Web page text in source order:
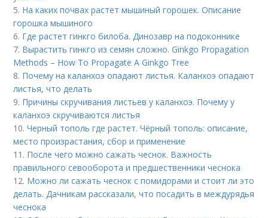
5. На каких почвах растет мышиный горошек. Описание
горошка мышиного
6. Где растет гинкго билоба. Динозавр на подоконнике
7. Вырастить гинкго из семян сложно. Ginkgo Propagation
Methods – How To Propagate A Ginkgo Tree
8. Почему на каланхоэ опадают листья. Каланхоэ опадают
листья, что делать
9. Причины скручивания листьев у каланхоэ. Почему у
каланхоэ скручиваются листья
10.Черный тополь где растет. Чёрный тополь: описание,
место произрастания, сбор и применение
11. После чего можно сажать чеснок. Важность
правильного севооборота и предшественники чеснока
12. Можно ли сажать чеснок с помидорами и стоит ли это
делать. Дачникам рассказали, что посадить в междурядья
чеснока